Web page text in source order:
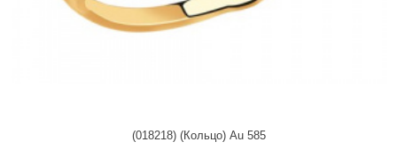
(018218) (Кольцо) Au 585